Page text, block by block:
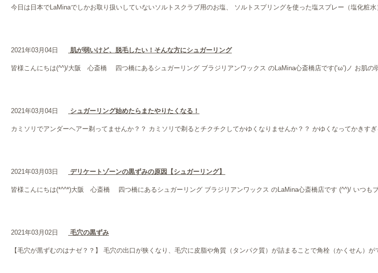
今日は日本でLaMinaでしかお取り扱いしていないソルトスクラブ用のお塩、 ソルトスプリングを使った塩スプレー（塩化粧
2021年03月04日 肌が弱いけど、脱毛したい！そんな方にシュガーリング
皆様こんにちは(^^)/大阪 心斎橋 四つ橋にあるシュガーリング ブラジリアンワックス のLaMina心斎橋店です(‘ω’)ノ お肌の
2021年03月04日 シュガーリング始めたらまたやりたくなる！
カミソリでアンダーヘアー剃ってませんか？？ カミソリで剃るとチクチクしてかゆくなりませんか？？ かゆくなってかきす
2021年03月03日 デリケートゾーンの黒ずみの原因【シュガーリング】
皆様こんにちは(*^^*)大阪 心斎橋 四つ橋にあるシュガーリング ブラジリアンワックス のLaMina心斎橋店です (^^)/ いつも
2021年03月02日 毛穴の黒ずみ
【毛穴が黒ずむのはナゼ？？】 毛穴の出口が狭くなり、毛穴に皮脂や角質（タンパク質）が詰まることで角栓（かくせん）